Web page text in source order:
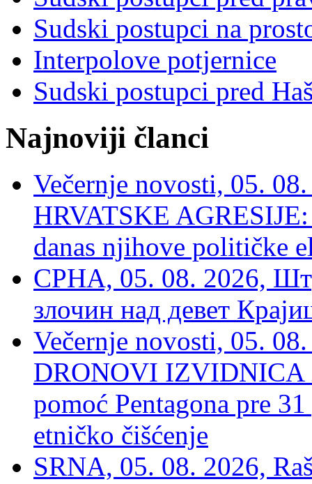
Sudski postupci na
Interpolove potjernice
Sudski postupci pred
Najnoviji članci
Večernje novosti, 05.
HRVATSKE
danas njihove političke
СРНА, 05. 08. 2026,
злочин над девет
Večernje novosti, 05.
DRONOVI IZVIDNICA
pomoć Pentagona pre
etničko čišćenje
SRNA, 05. 08. 2026,